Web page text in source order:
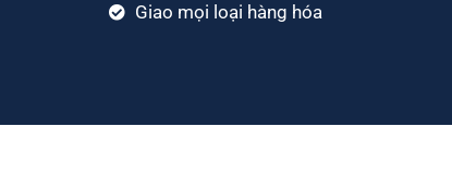
Giao mọi loại hàng hóa